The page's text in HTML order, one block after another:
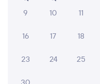
Отель Центральная г.
Кешбэк 142
9 10 11
16 17 18
23 24 25
30